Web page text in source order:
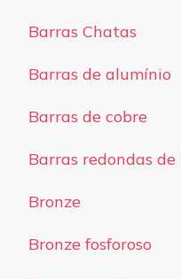
Barras Chatas
Barras de alumínio
Barras de cobre
Barras redondas
Bronze
Bronze fosforoso